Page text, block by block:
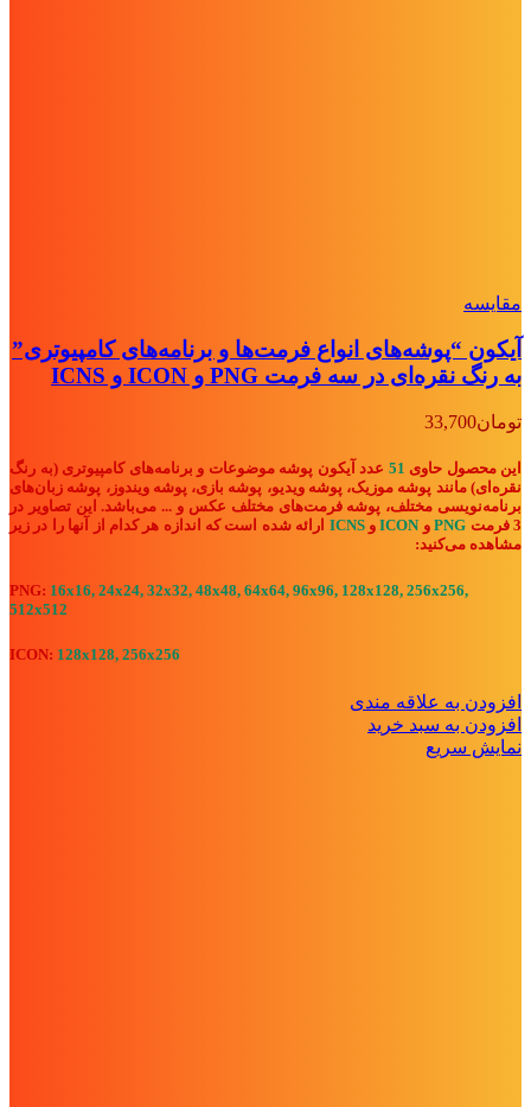
مقايسه
آیکون “پوشه‌های انواع فرمت‌ها و برنامه‌های کامپیوتری”
به رنگ نقره‌ای در سه فرمت PNG و ICON و ICNS
تومان33,700
این محصول حاوی 51 عدد آیکون پوشه موضوعات و برنامه‌های کامپیوتری (به رنگ
نقره‌ای) مانند پوشه موزیک، پوشه ویدیو، پوشه بازی، پوشه ویندوز، پوشه زبان‌های
برنامه‌نویسی مختلف، پوشه فرمت‌های مختلف عکس و ... می‌باشد. این تصاویر در
3 فرمت
PNGوICONوICNS ارائه شده است که اندازه هر کدام از آنها را در زیر
مشاهده می‌کنید:
PNG: 16x16, 24x24, 32x32, 48x48, 64x64, 96x96, 128x128, 256x256,
512x512
ICON: 128x128, 256x256
افزودن به علاقه مندی
افزودن به سبد خرید
نمایش سریع